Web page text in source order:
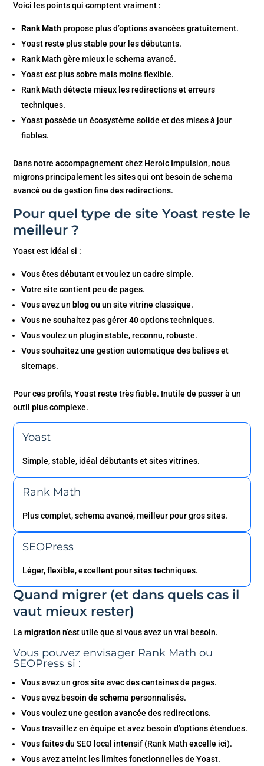
Voici les points qui comptent vraiment :
Rank Mathpropose plus d’options avancées gratuitement.
Yoast reste plus stable pour les débutants.
Rank Math gère mieux le schema avancé.
Yoast est plus sobre mais moins flexible.
Rank Math détecte mieux les redirections et erreurs
techniques.
Yoast possède un écosystème solide et des mises à jour
fiables.
Dans notre accompagnement chez Heroic Impulsion, nous
migrons principalement les sites qui ont besoin de schema
avancé ou de gestion fine des redirections.
Pour quel type de site Yoast reste le
meilleur ?
Yoast est idéal si :
Vous êtesdébutantet voulez un cadre simple.
Votre site contient peu de pages.
Vous avez un blogou un site vitrine classique.
Vous ne souhaitez pas gérer 40 options techniques.
Vous voulez un plugin stable, reconnu, robuste.
Vous souhaitez une gestion automatique des balises et
sitemaps.
Pour ces profils, Yoast reste très fiable. Inutile de passer à un
outil plus complexe.
Yoast
Simple, stable, idéal débutants et sites vitrines.
Rank Math
Plus complet, schema avancé, meilleur pour gros sites.
SEOPress
Léger, flexible, excellent pour sites techniques.
Quand migrer (et dans quels cas il
vaut mieux rester)
Lamigrationn’est utile que si vous avez un vrai besoin.
Vous pouvez envisager Rank Math ou
SEOPress si :
Vous avez un gros site avec des centaines de pages.
Vous avez besoin deschemapersonnalisés.
Vous voulez une gestion avancée des redirections.
Vous travaillez en équipe et avez besoin d’options étendues.
Vous faites du SEO local intensif (Rank Math excelle ici).
Vous avez atteint les limites fonctionnelles de Yoast.